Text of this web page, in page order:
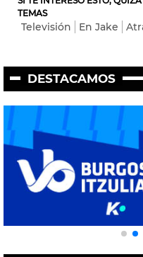
TEMAS
Televisión En Jake
DESTACAMOS